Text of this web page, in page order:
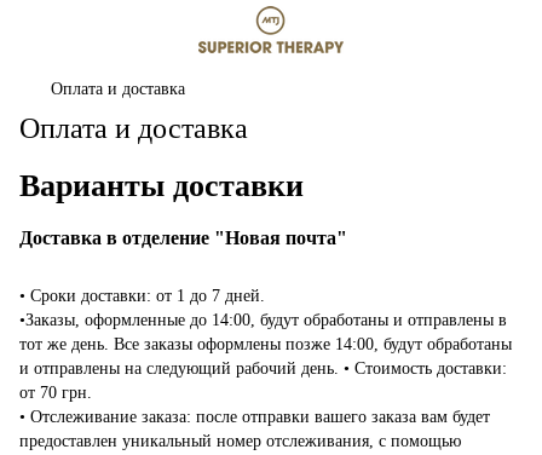
Оплата и доставка
Оплата и доставка
Варианты доставки
Доставка в отделение "Новая почта"
• Сроки доставки: от 1 до 7 дней.
•Заказы, оформленные до 14:00, будут обработаны и отправлены в
тот же день. Все заказы оформлены позже 14:00, будут обработаны
и отправлены на следующий рабочий день. • Стоимость доставки:
от 70 грн.
• Отслеживание заказа: после отправки вашего заказа вам будет
предоставлен уникальный номер отслеживания, с помощью